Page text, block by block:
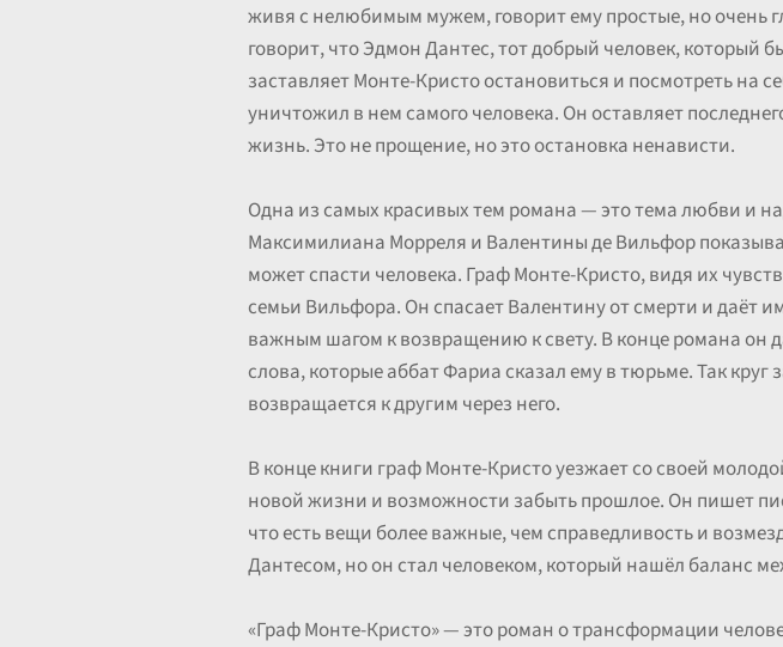
живя с нелюбимым мужем, говорит ему простые, но очень
говорит, что Эдмон Дантес, тот добрый человек, который
заставляет Монте-Кристо остановиться и посмотреть на
уничтожил в нем самого человека. Он оставляет
жизнь. Это не прощение, но это остановка ненависти.
Одна из самых красивых тем романа — это тема любви и
Максимилиана Морреля и Валентины де Вильфор
может спасти человека. Граф Монте-Кристо, видя их
семьи Вильфора. Он спасает Валентину от смерти и даёт
важным шагом к возвращению к свету. В конце романа он
слова, которые аббат Фариа сказал ему в тюрьме. Так
возвращается к другим через него.
В конце книги граф Монте-Кристо уезжает со своей
новой жизни и возможности забыть прошлое. Он пишет
что есть вещи более важные, чем справедливость и
Дантесом, но он стал человеком, который нашёл баланс
«Граф Монте-Кристо» — это роман о трансформации